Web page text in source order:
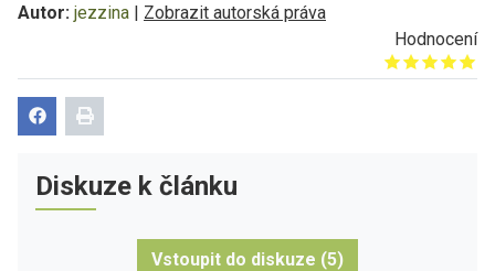
Autor: jezzina | Zobrazit autorská práva
Hodnocení
Give it 1/5
Give it 2/5
Give it 3/5
Give it 4/5
Give it 5/5
Diskuze k článku
Vstoupit do diskuze (5)